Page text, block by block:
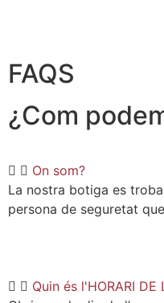
FAQS
¿Com
On som?
La nostra botiga es troba
persona de seguretat
Quin és l'HORARI DE